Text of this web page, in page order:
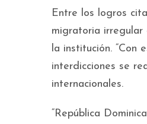
Entre los logros
migratoria
la institución. “Con
interdicciones se
internacionales.
“República